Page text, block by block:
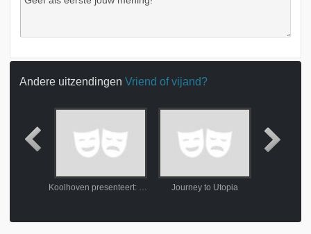
Andere uitzendingen Vriend of vijand?
Koolhoven presenteert: NL-Alert Journey to Utopia